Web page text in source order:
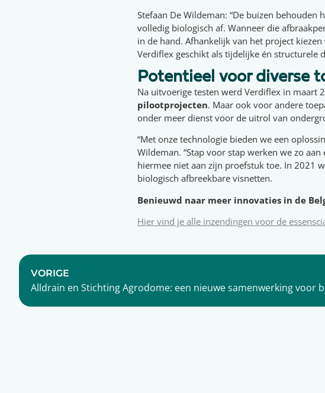
Stefaan De Wildeman: “De buizen
volledig biologisch af. Wanneer die
in de hand. Afhankelijk van het project
Verdiflex geschikt als tijdelijke én structurele
Potentieel voor diverse
Na uitvoerige testen werd Verdiflex in maart
pilootprojecten. Maar ook voor andere
onder meer dienst voor de uitrol van
“Met onze technologie bieden we een
Wildeman. “Stap voor stap werken we zo
hiermee niet aan zijn proefstuk toe. In 2021
biologisch afbreekbare visnetten.
Benieuwd naar meer innovaties in de
Hier vind je alle inzendingen voor de
VORIGE